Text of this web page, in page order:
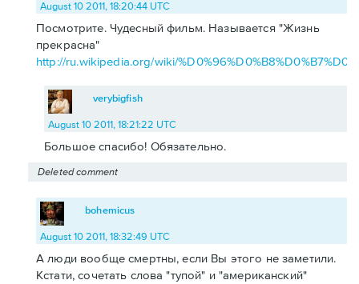
August 10 2011, 18:20:44 UTC
Посмотрите. Чудесный фильм. Называется "Жизнь
прекрасна"
http://ru.wikipedia.org/wiki/
verybigfish
August 10 2011, 18:21:22 UTC
Большое спасибо! Обязательно.
Deleted comment
bohemicus
August 10 2011, 18:32:49 UTC
А люди вообще смертны, если Вы этого не заметили.
Кстати, сочетать слова "тупой" и "американский"